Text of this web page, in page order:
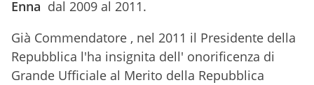
Enna dal 2009 al 2011.
Già Commendatore , nel 2011 il Presidente della
Repubblica l'ha insignita dell' onorificenza di
Grande Ufficiale al Merito della Repubblica